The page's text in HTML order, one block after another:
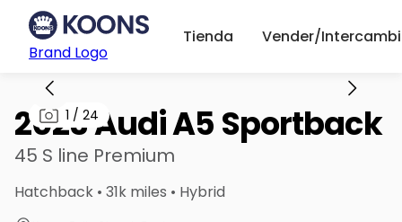
Brand Logo
Tienda Vender/
1 / 24
2023 Audi A5 Sportback
45 S line Premium
Hatchback • 31k miles • Hybrid